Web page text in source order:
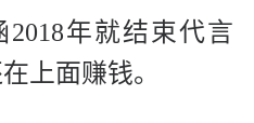
年就结束代言
上面赚钱。